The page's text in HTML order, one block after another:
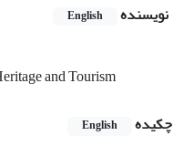
نویسنده English
and Tourism
چکیده
English